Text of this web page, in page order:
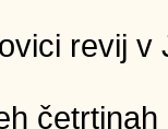
revij